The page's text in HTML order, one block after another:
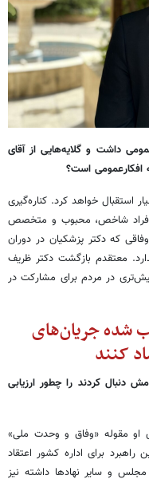
داشت و گلایه‌هایی از آقای
افکارعمومی است؟
استقبال خواهد کرد. کناره‌گیری
افراد شاخص، محبوب و متخصص
که دکتر پزشکیان در دوران
معتقدم بازگشت دکتر ظریف
در مردم برای مشارکت در
شده جریان‌های
کنند
دنبال کردند را چطور ارزیابی
او مقوله «وفاق و وحدت ملی»
برای اداره کشور اعتقاد
مجلس و سایر نهادها داشته نیز